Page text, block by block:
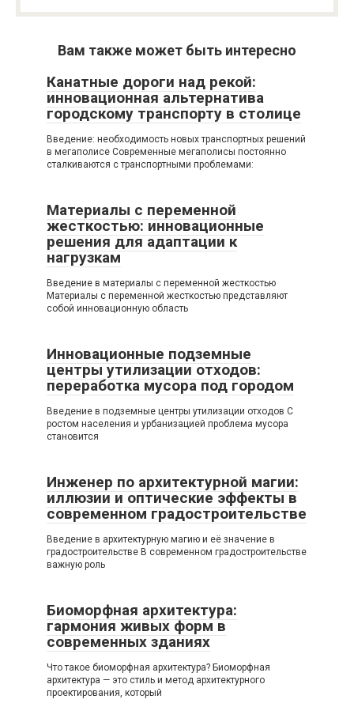
Вам также может быть интересно
Канатные дороги над рекой:
инновационная альтернатива
городскому транспорту в столице
Введение: необходимость новых транспортных решений
в мегаполисе Современные мегаполисы постоянно
сталкиваются с транспортными проблемами:
Материалы с переменной
жесткостью: инновационные
решения для адаптации к
нагрузкам
Введение в материалы с переменной жесткостью
Материалы с переменной жесткостью представляют
собой инновационную область
Инновационные подземные
центры утилизации отходов:
переработка мусора под городом
Введение в подземные центры утилизации отходов С
ростом населения и урбанизацией проблема мусора
становится
Инженер по архитектурной магии:
иллюзии и оптические эффекты в
современном градостроительстве
Введение в архитектурную магию и её значение в
градостроительстве В современном градостроительстве
важную роль
Биоморфная архитектура:
гармония живых форм в
современных зданиях
Что такое биоморфная архитектура? Биоморфная
архитектура — это стиль и метод архитектурного
проектирования, который